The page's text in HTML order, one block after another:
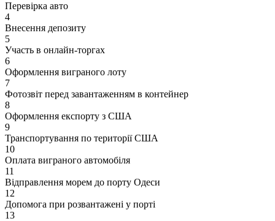
Перевірка авто
4
Внесення депозиту
5
Участь в онлайн-торгах
6
Оформлення виграного лоту
7
Фотозвіт перед завантаженням в контейнер
8
Оформлення експорту з США
9
Транспортування по території США
10
Оплата виграного автомобіля
11
Відправлення морем до порту Одеси
12
Допомога при розвантажені у порті
13